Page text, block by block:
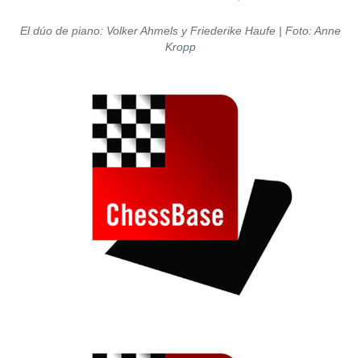
El dúo de piano: Volker Ahmels y Friederike Haufe | Foto: Anne
Kropp